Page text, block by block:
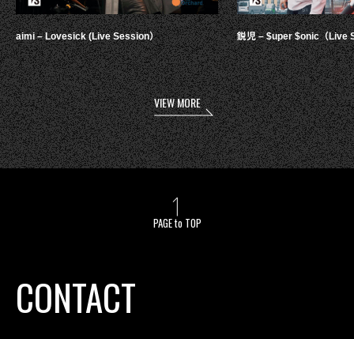
aimi – Lovesick (Live Session） 鋭児 – $uper $onic（Live
VIEW MORE
PAGE to TOP
CONTACT